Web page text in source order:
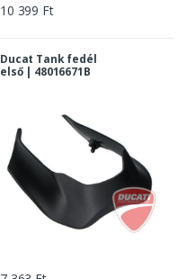
10 399 Ft
Ducat Tank fedél
első | 48016671B